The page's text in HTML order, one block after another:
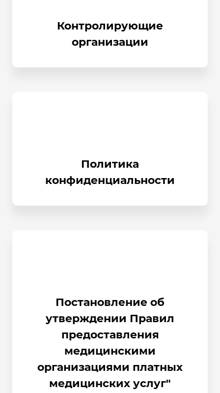
Контролирующие
организации
Политика
конфиденциальности
Постановление об
утверждении Правил
предоставления
медицинскими
организациями платных
медицинских услуг"